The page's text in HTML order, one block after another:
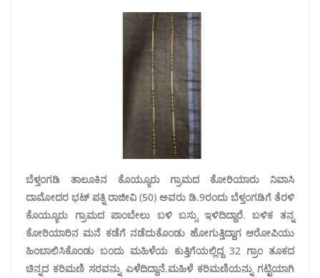
ಬೆಳ್ತಂಗಡಿ ತಾಲೂಕಿನ ಕೊಯ್ಯೂರು ಗ್ರಾಮದ ಕೋರಿಯಾರು ನಿವಾಸಿ
ದಾಮೋದರ ಭಟ್‌ ಪತ್ನಿ ರಾಜೀವಿ (50) ಅವರು ಡಿ.9ರಂದು ಬೆಳ್ತಂಗಡಿಗೆ ತೆರಳಿ
ಕೊಯ್ಯೂರು ಗ್ರಾಮದ ಪಾಂಬೇಲು ಬಳಿ ಬಸ್ಸು ಇಳಿದಿದ್ದಾರೆ. ಬಳಿಕ ತನ್ನ
ಕೋರಿಯಾರಿನ ಮನೆ ಕಡೆಗೆ ನಡೆದುಕೊಂಡು ಹೋಗುತ್ತಿದ್ದಾಗ ಆರೋಪಿಯು
ಹಿಂಬಾಲಿಸಿಕೊಂಡು ಬಂದು ಮಹಿಳೆಯ ಕುತ್ತಿಗೆಯಲ್ಲಿದ್ದ 32 ಗ್ರಾಂ ತೂಕದ
ಚಿನ್ನದ ಕರಿಮಣಿ ಸರವನ್ನು ಎಳೆದಿದ್ದಾನೆ.ಮಹಿಳೆ ಕರಿಮಣಿಯನ್ನು ಗಟ್ಟಿಯಾಗಿ